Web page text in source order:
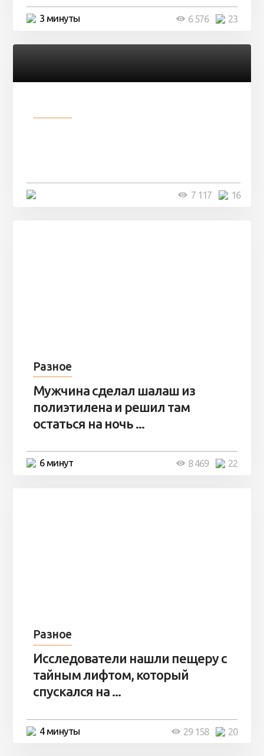
3 минуты 23
6 576
16
7 117
Разное
Мужчина сделал шалаш из
полиэтилена и решил там
остаться на ночь ...
6 минут 22
8 469
Разное
Исследователи нашли пещеру с
тайным лифтом, который
спускался на ...
4 минуты 20
29 158